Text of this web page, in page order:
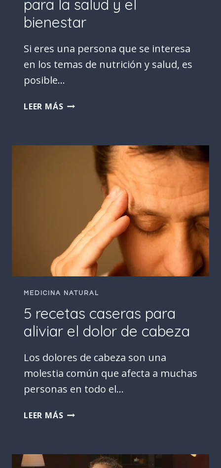
para la salud y el
bienestar
Si eres una persona que se interesa
en los temas de nutrición y salud, es
posible…
LEER MÁS CALOSTRO
BIENESTAR
MEDICINA NATURAL
5 recetas caseras para
aliviar el dolor de cabeza
Los dolores de cabeza son una
molestia común que afecta a muchas
personas en todo el…
LEER MÁS 5
ALIVIAR